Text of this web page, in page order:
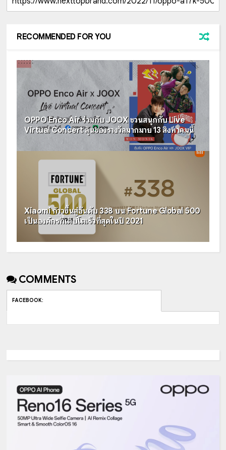
RECOMMENDED FOR YOU
OPPO Enco Air ร่วมกับ JOOX ชวนสนุกกับ Live
Virtual Concert ลุ้นของรางวัลมากมาย 13 สิงหาคมนี้
Xiaomi ก้าวขึ้นสู่อันดับ 338 บน Fortune Global 500
เป็นองค์กรที่เติบโตเร็วที่สุดในปี 2021
COMMENTS
FACEBOOK: